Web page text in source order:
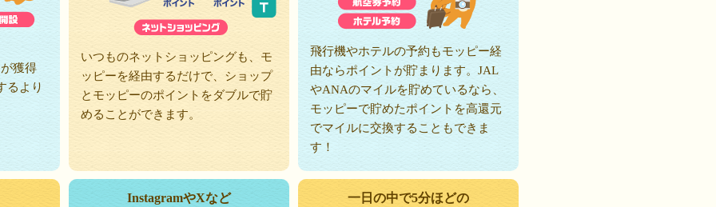
獲得
るより
いつものネットショッピングも、モ
ッピーを経由するだけで、ショップ
とモッピーのポイントをダブルで貯
めることができます。
飛行機やホテルの予約もモッピー経
由ならポイントが貯まります。JAL
やANAのマイルを貯めているなら、
モッピーで貯めたポイントを高還元
でマイルに交換することもできま
す！
InstagramやXなど
一日の中で5分ほどの